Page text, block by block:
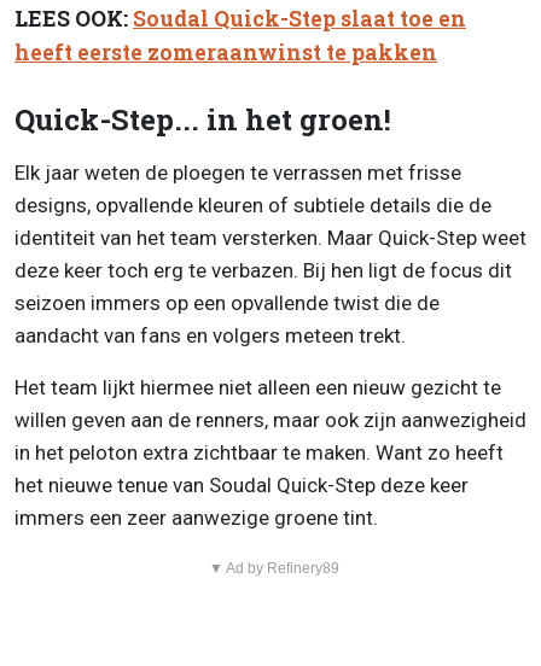
LEES OOK: Soudal Quick-Step slaat toe en
heeft eerste zomeraanwinst te pakken
Quick-Step... in het groen!
Elk jaar weten de ploegen te verrassen met frisse
designs, opvallende kleuren of subtiele details die de
identiteit van het team versterken. Maar Quick-Step weet
deze keer toch erg te verbazen. Bij hen ligt de focus dit
seizoen immers op een opvallende twist die de
aandacht van fans en volgers meteen trekt.
Het team lijkt hiermee niet alleen een nieuw gezicht te
willen geven aan de renners, maar ook zijn aanwezigheid
in het peloton extra zichtbaar te maken. Want zo heeft
het nieuwe tenue van Soudal Quick-Step deze keer
immers een zeer aanwezige groene tint.
▼ Ad by Refinery89